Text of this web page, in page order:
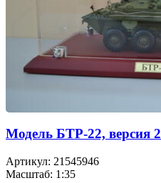
Модель БТР-22, версия 2
Артикул: 21545946
Масштаб: 1:35